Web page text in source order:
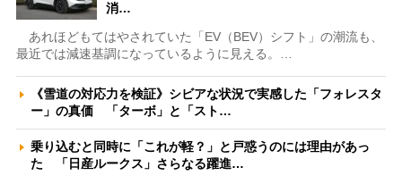
消…
あれほどもてはやされていた「EV（BEV）シフト」の潮流も、
最近では減速基調になっているように見える。…
《雪道の対応力を検証》シビアな状況で実感した「フォレスタ
ー」の真価 「ターボ」と「スト…
乗り込むと同時に「これが軽？」と戸惑うのには理由があっ
た 「日産ルークス」さらなる躍進…